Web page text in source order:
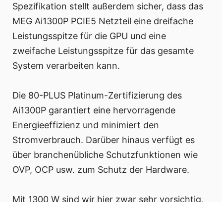
Spezifikation stellt außerdem sicher, dass das
MEG Ai1300P PCIE5 Netzteil eine dreifache
Leistungsspitze für die GPU und eine
zweifache Leistungsspitze für das gesamte
System verarbeiten kann.
Die 80-PLUS Platinum-Zertifizierung des
Ai1300P garantiert eine hervorragende
Energieeffizienz und minimiert den
Stromverbrauch. Darüber hinaus verfügt es
über branchenübliche Schutzfunktionen wie
OVP, OCP usw. zum Schutz der Hardware.
Mit 1300 W sind wir hier zwar sehr vorsichtig,